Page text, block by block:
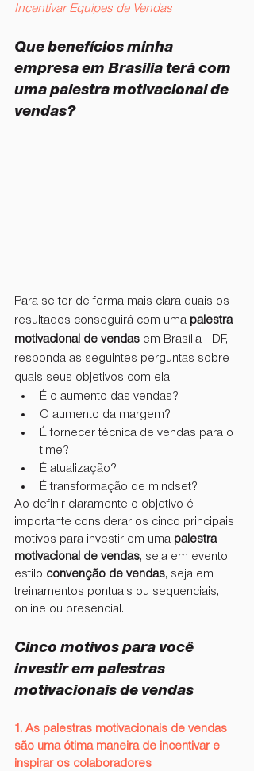
Incentivar Equipes de Vendas
Que benefícios minha
empresa em Brasília terá com
uma palestra motivacional de
vendas?
Para se ter de forma mais clara quais os
resultados conseguirá com uma palestra
motivacional de vendas em Brasília - DF,
responda as seguintes perguntas sobre
quais seus objetivos com ela:
É o aumento das vendas?
O aumento da margem?
É fornecer técnica de vendas para o
time?
É atualização?
É transformação de mindset?
Ao definir claramente o objetivo é
importante considerar os cinco principais
motivos para investir em uma palestra
motivacional de vendas, seja em evento
estilo convenção de vendas, seja em
treinamentos pontuais ou sequenciais,
online ou presencial.
Cinco motivos para você
investir em palestras
motivacionais de vendas
1. As palestras motivacionais de vendas
são uma ótima maneira de incentivar e
inspirar os colaboradores